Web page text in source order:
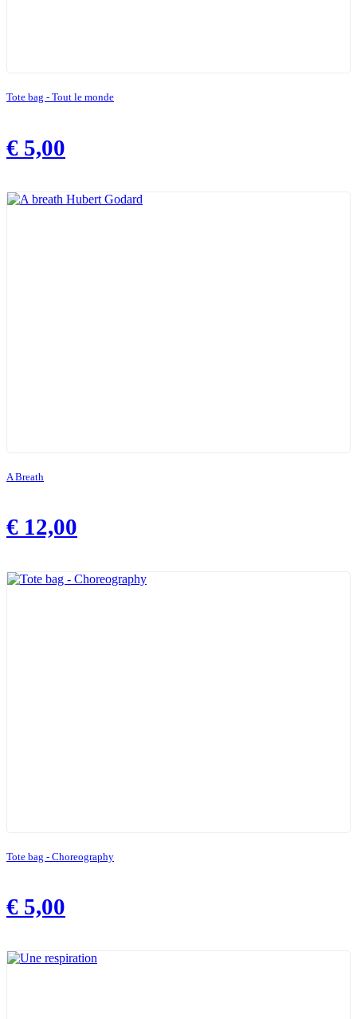
Tote bag - Tout le monde
€ 5,00
A Breath
€ 12,00
Tote bag - Choreography
€ 5,00